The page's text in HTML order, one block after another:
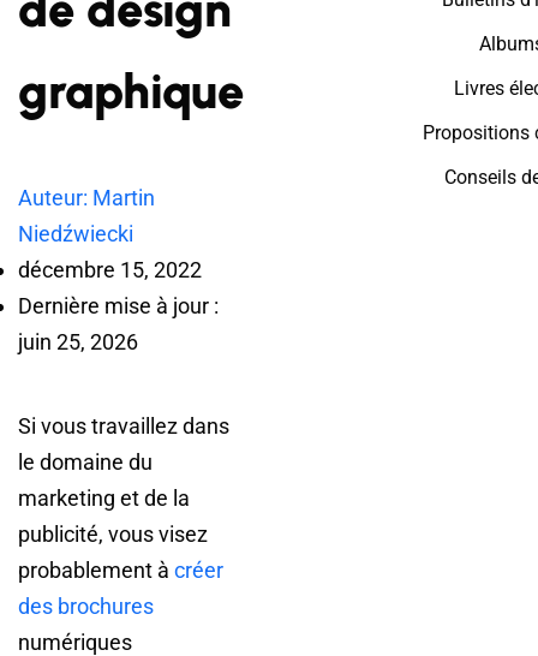
graphique
Auteur: Martin
Niedźwiecki
décembre 15, 2022
Dernière mise à jour :
juin 25, 2026
Si vous travaillez dans
le domaine du
marketing et de la
publicité, vous visez
probablement à créer
des brochures
numériques
Livres
Propositions
Conseils